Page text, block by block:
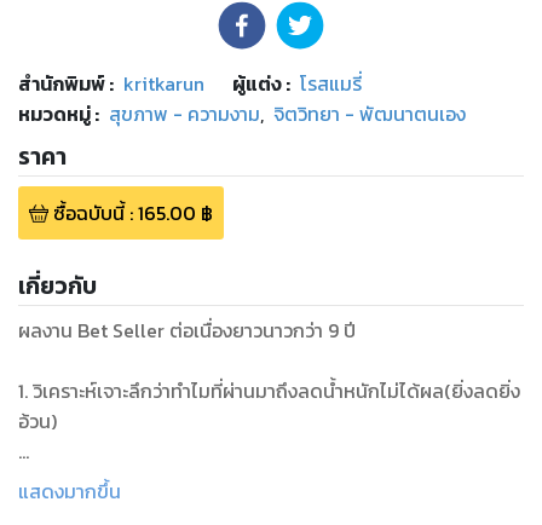
สำนักพิมพ์: kritkarun ผู้แต่ง : โรสแมรี่
หมวดหมู่: สุขภาพ - ความงาม, จิตวิทยา - พัฒนาตนเอง
ราคา
ซื้อฉบับนี้:165.00 ฿
เกี่ยวกับ
ผลงาน Bet Seller ต่อเนื่องยาวนาวกว่า 9 ปี
1. วิเคราะห์เจาะลึกว่าทำไมที่ผ่านมาถึงลดน้ำหนักไม่ได้ผล(ยิ่งลดยิ่ง
อ้วน)
2.ความเข้าใจที่สำคัญเกี่ยวกับการลดน้ำหนัก ที่คุณจะไม่สามารถ
แสดงมากขึ้น